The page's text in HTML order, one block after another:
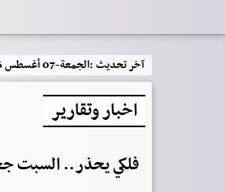
آخر تحديث :الجمعة-07 أغسطس 2026-10:33م
اخبار وتقارير
فلكي يحذر.. السبت